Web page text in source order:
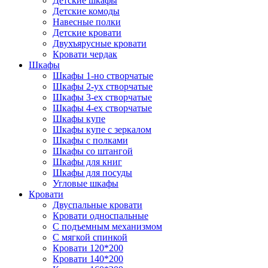
Детские комоды
Навесные полки
Детские кровати
Двухъярусные кровати
Кровати чердак
Шкафы
Шкафы 1-но створчатые
Шкафы 2-ух створчатые
Шкафы 3-ех створчатые
Шкафы 4-ех створчатые
Шкафы купе
Шкафы купе с зеркалом
Шкафы с полками
Шкафы со штангой
Шкафы для книг
Шкафы для посуды
Угловые шкафы
Кровати
Двуспальные кровати
Кровати односпальные
С подъемным механизмом
С мягкой спинкой
Кровати 120*200
Кровати 140*200